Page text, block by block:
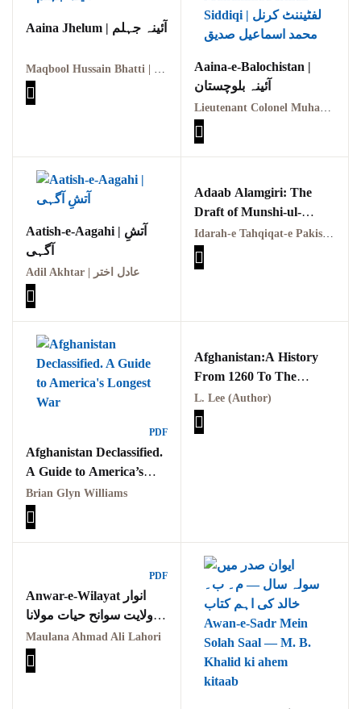
Aaina Jhelum | آئینہ جہلم
Maqbool Hussain Bhatti | مقبول حسین بھٹی
Aaina-e-Balochistan |
آئینہ بلوچستان
Lieutenant Colonel Muhammad Ismail Siddiqi | لفٹیننٹ کرنل محمد اسماعیل صدیق
Aatish-e-Aagahi | آتشِ
آگہی
Adil Akhtar | عادل اختر
Adaab Alamgiri: The
Draft of Munshi-ul-
Mamalik Sheikh Abul
Fatah Qabil Khan آداب
عالمگیری مصنف صادق
Idarah-e Tahqiqat-e Pakistan, 1971
PDF
Afghanistan Declassified.
A Guide to America’s
Longest War
Brian Glyn Williams
Afghanistan:A History
From 1260 To The
Present
L. Lee (Author)
PDF
Anwar-e-Wilayat انوار
ولایت سوانح حیات مولانا
احمد علی لاہوری
Maulana Ahmad Ali Lahori
newpakhistorian
Pothohar: Khitta-e-
dil-rubaa
Pothohar Plateau
Pothohar region as a
separate province
Pothwar's agricultural
Pothwar.com
Pothwar Green
Islamabad
Pothwar Scrub
Rangelands
pothwar videos
Potohar Punjab